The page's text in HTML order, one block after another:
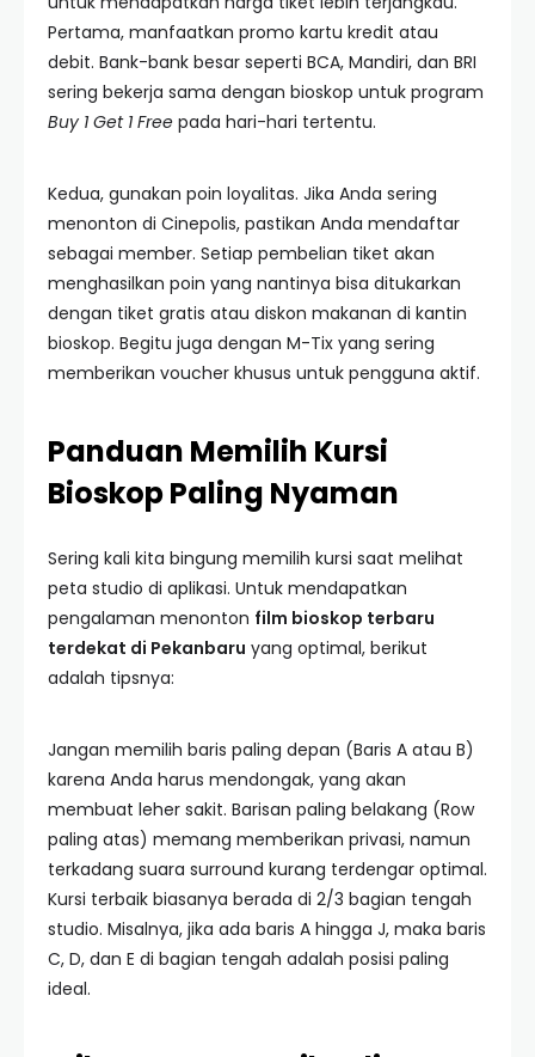
Pertama, manfaatkan promo kartu kredit atau
debit. Bank-bank besar seperti BCA, Mandiri, dan BRI
sering bekerja sama dengan bioskop untuk program
Buy 1 Get 1 Free pada hari-hari tertentu.
Kedua, gunakan poin loyalitas. Jika Anda sering
menonton di Cinepolis, pastikan Anda mendaftar
sebagai member. Setiap pembelian tiket akan
menghasilkan poin yang nantinya bisa ditukarkan
dengan tiket gratis atau diskon makanan di kantin
bioskop. Begitu juga dengan M-Tix yang sering
memberikan voucher khusus untuk pengguna aktif.
Panduan Memilih Kursi
Bioskop Paling Nyaman
Sering kali kita bingung memilih kursi saat melihat
peta studio di aplikasi. Untuk mendapatkan
pengalaman menonton film bioskop terbaru
terdekat di Pekanbaru yang optimal, berikut
adalah tipsnya:
Jangan memilih baris paling depan (Baris A atau B)
karena Anda harus mendongak, yang akan
membuat leher sakit. Barisan paling belakang (Row
paling atas) memang memberikan privasi, namun
terkadang suara surround kurang terdengar optimal.
Kursi terbaik biasanya berada di 2/3 bagian tengah
studio. Misalnya, jika ada baris A hingga J, maka baris
C, D, dan E di bagian tengah adalah posisi paling
ideal.